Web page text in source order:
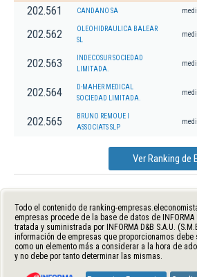
202.561 CANDANO SA
202.562
OLEOHIDRAULICA BALEAR
SL
202.563
INDECOSUR SOCIEDAD
LIMITADA.
202.564
D-MAHER MEDICAL
SOCIEDAD LIMITADA.
202.565
BRUNO REMOUE I
ASSOCIATS SLP
Ver Ranking de
Todo el contenido de ranking-
empresas procede de la base de datos de INFORMA
tratada y suministrada por INFORMA D&B S.A.U.
información de empresas que proporcionamos debe
como un elemento más a considerar a la hora de
y no debe por tanto determinar las mismas.